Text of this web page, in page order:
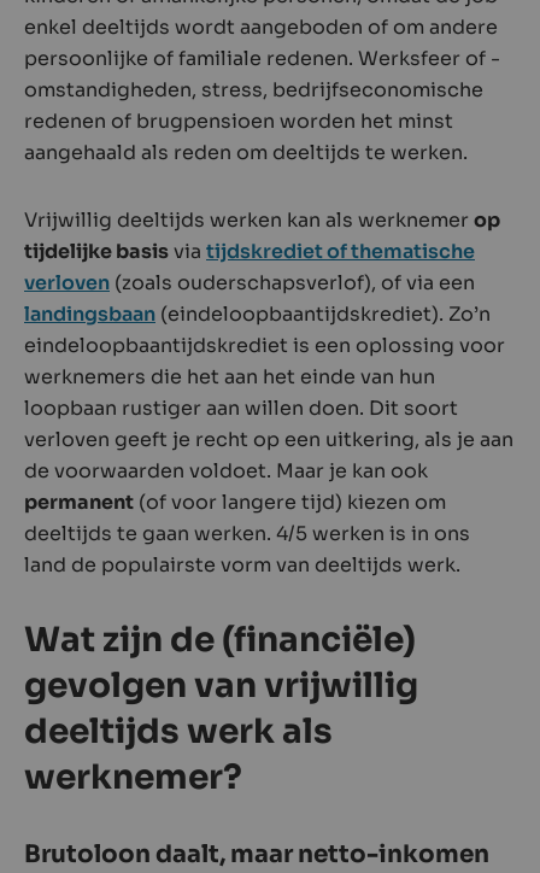
enkel deeltijds wordt aangeboden of om andere
persoonlijke of familiale redenen. Werksfeer of -
omstandigheden, stress, bedrijfseconomische
redenen of brugpensioen worden het minst
aangehaald als reden om deeltijds te werken.
Vrijwillig deeltijds werken kan als werknemer op
tijdelijke basisvia tijdskrediet of thematische
verloven (zoals ouderschapsverlof), of via een
landingsbaan (eindeloopbaantijdskrediet). Zo’n
eindeloopbaantijdskrediet is een oplossing voor
werknemers die het aan het einde van hun
loopbaan rustiger aan willen doen. Dit soort
verloven geeft je recht op een uitkering, als je aan
de voorwaarden voldoet. Maar je kan ook
permanent (of voor langere tijd) kiezen om
deeltijds te gaan werken. 4/5 werken is in ons
land de populairste vorm van deeltijds werk.
Wat zijn de (financiële)
gevolgen van vrijwillig
deeltijds werk als
werknemer?
Brutoloon daalt, maar netto-inkomen